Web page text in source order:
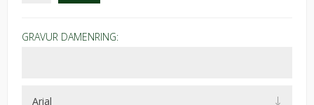
GRAVUR DAMENRING: